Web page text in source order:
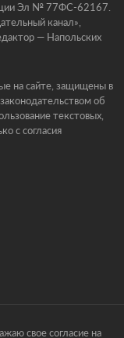
Эл № 77ФС-62167.
канал»,
— Напольских
на сайте, защищены в
об
текстовых,
с согласия
свое согласие на